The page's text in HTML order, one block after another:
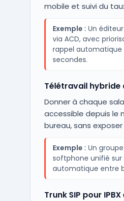
mobile et suivi du
Exemple : Un
via ACD, avec
rappel
secondes.
Télétravail hybride
Donner à chaque
accessible depuis le
bureau, sans
Exemple : Un
softphone unifié sur
automatique entre
Trunk SIP pour